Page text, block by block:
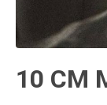
10 CM